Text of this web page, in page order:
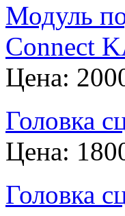
Модуль
Connect
Цена:
Головка
Цена:
Головка